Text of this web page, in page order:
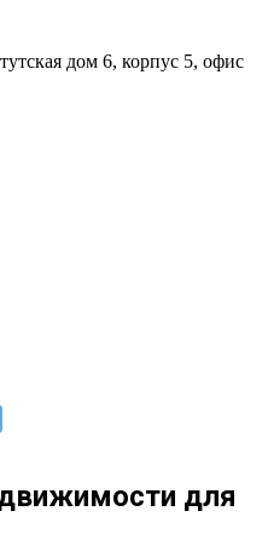
дом 6, корпус 5, офис
для